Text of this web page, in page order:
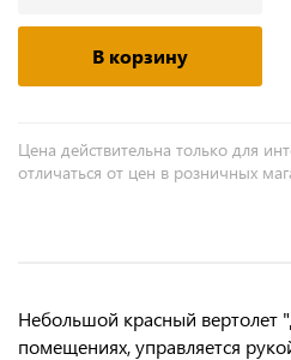
В корзину
Цена действительна только для
отличаться от цен в розничных
Небольшой красный вертолет
помещениях, управляется